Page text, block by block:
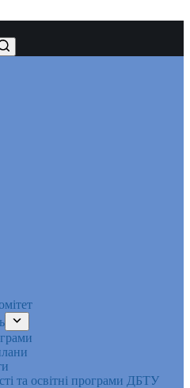
та освітні програми ДБТУ